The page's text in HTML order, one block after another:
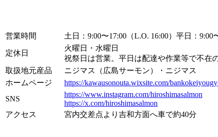
営業時間 土日：9:00〜17:00（L.O. 16:00）平日：
定休日
火曜日・水曜日
祝祭日は営業。平日は配達や作業等で不在
取扱地元産品
ニジマス（広島サーモン）・ニジマス
ホームページ
https://kawausonouta.wixsite.com/
SNS
https://www.instagram.com/hiroshimasalmon
https://x.com/hiroshimasalmon
アクセス
宮内交差点より吉和方面へ車で約40分